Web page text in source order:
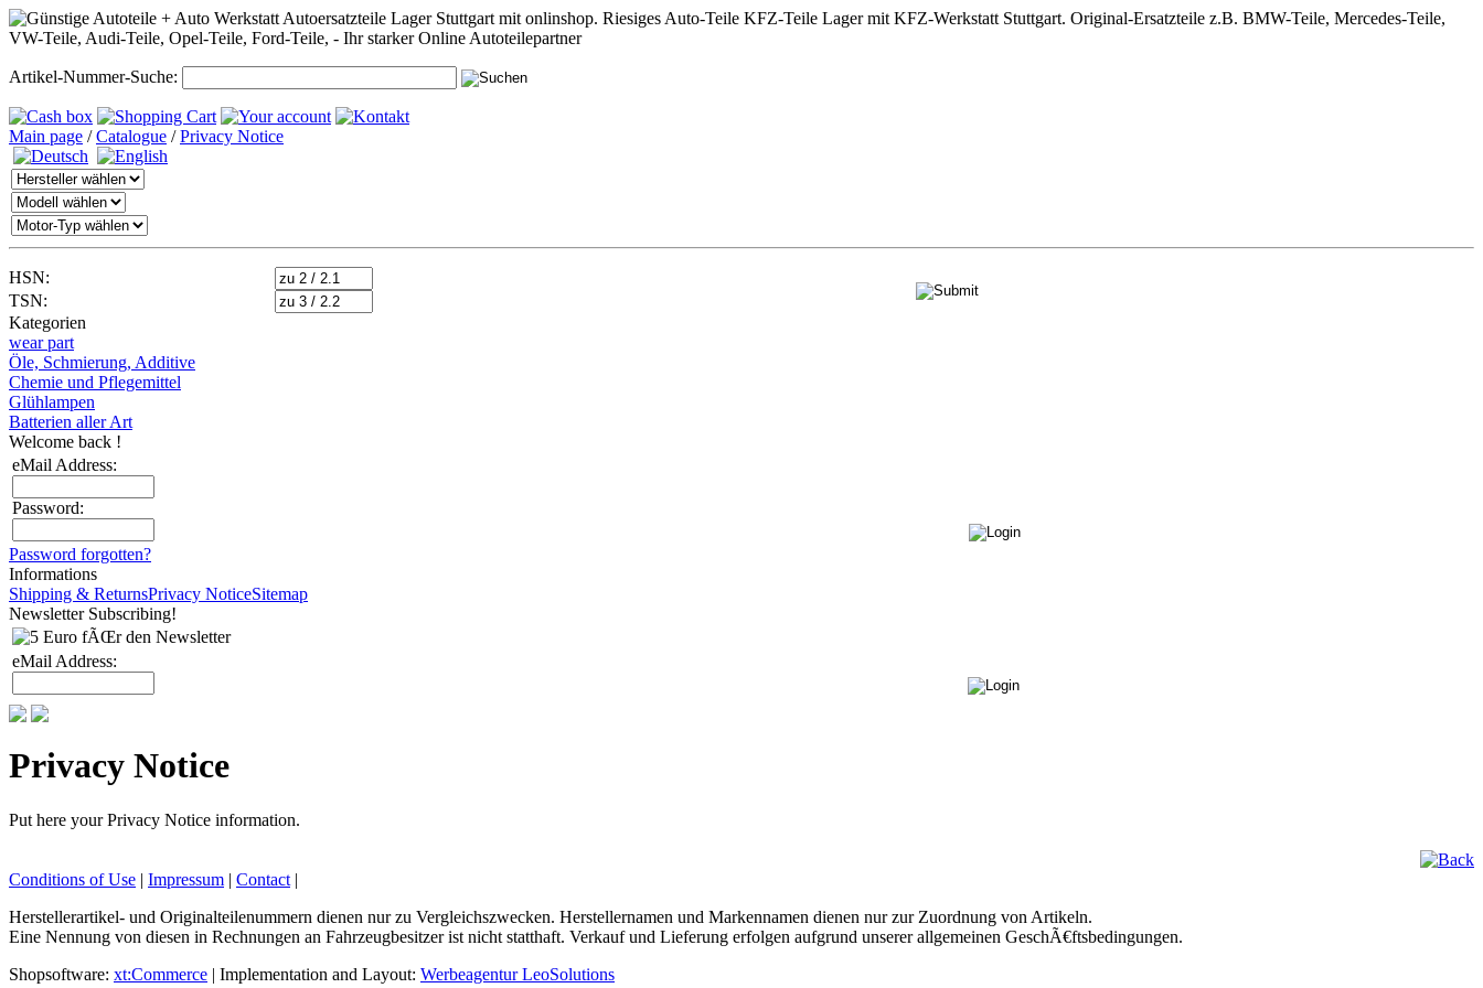
Artikel-Nummer-Suche:
Main page /Catalogue /Privacy Notice
HSN:
TSN:
Kategorien
wear part
Öle, Schmierung, Additive
Chemie und Pflegemittel
Glühlampen
Batterien aller Art
Welcome back !
eMail Address:
Password:
Password forgotten?
Informations
Shipping & ReturnsPrivacy NoticeSitemap
Newsletter Subscribing!
eMail Address:
Privacy Notice
Put here your Privacy Notice information.
Conditions of Use | Impressum | Contact |
Herstellerartikel- und Originalteilenummern dienen nur zu Vergleichszwecken. Herstellernamen und Markennamen dienen nur zur Zuordnung von Artikeln.
Eine Nennung von diesen in Rechnungen an Fahrzeugbesitzer ist nicht statthaft. Verkauf und Lieferung erfolgen aufgrund unserer allgemeinen GeschÃ€ftsbedingungen.
Shopsoftware: xt:Commerce | Implementation and Layout: Werbeagentur LeoSolutions